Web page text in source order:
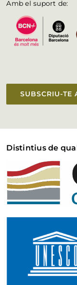
Amb el suport de:
SUBSCRIU-TE
Distintius de